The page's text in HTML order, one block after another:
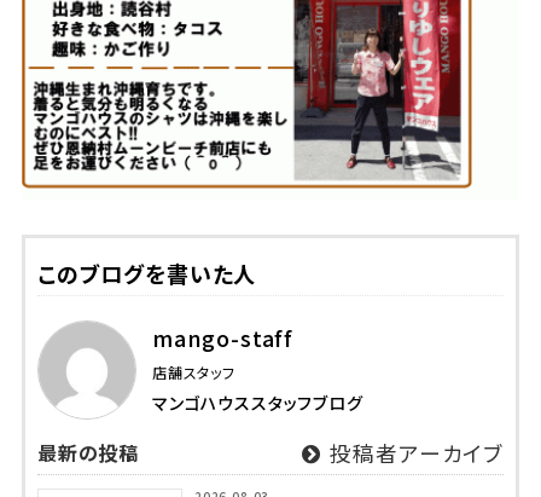
このブログを書いた人
mango-staff
店舗スタッフ
マンゴハウススタッフブログ
最新の投稿 投稿者アーカイブ